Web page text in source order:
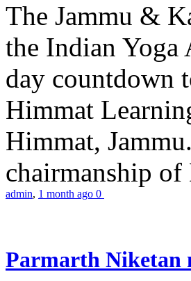
The Jammu &
the Indian
day countdown
Himmat
Himmat,
chairmanship of
admin, 1 month ago 0
Parmarth Niketan